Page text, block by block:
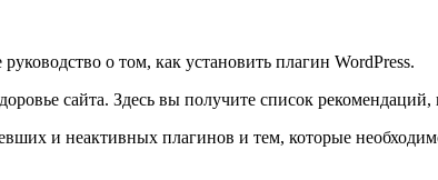
о том, как установить плагин WordPress.
сайта. Здесь вы получите список
и неактивных плагинов и тем, которые